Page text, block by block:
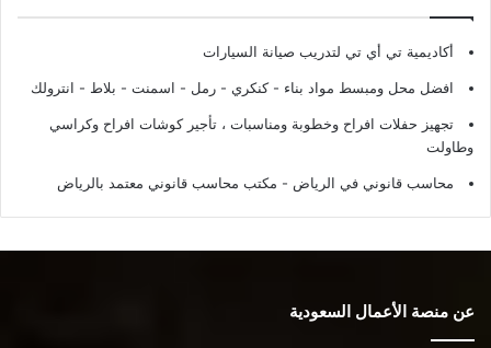
أكاديمية تي أي تي لتدريب صيانة السيارات
افضل محل ومبسط مواد بناء - كنكري - رمل - اسمنت - بلاط - انترولك
تجهيز حفلات افراح وخطوبة ومناسبات ، تأجير كوشات افراح وكراسي
وطاولت
محاسب قانوني في الرياض - مكتب محاسب قانوني معتمد بالرياض
عن منصة الأعمال السعودية